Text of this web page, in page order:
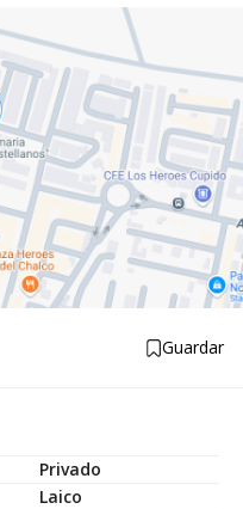
Guardar
Privado
Laico